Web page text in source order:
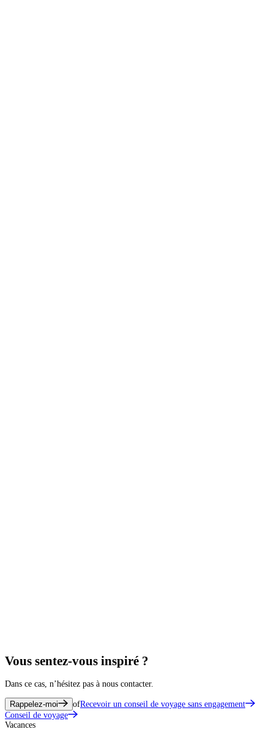
Vous sentez-vous inspiré ?
Dans ce cas, n’hésitez pas à nous contacter.
Rappelez-moi ofRecevoir un conseil de voyage sans engagement
Conseil de voyage
Vacances